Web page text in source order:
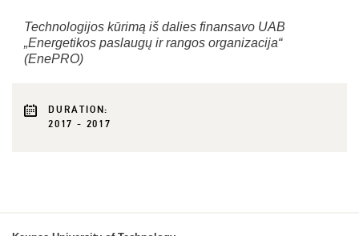
Technologijos kūrimą iš dalies finansavo UAB
„Energetikos paslaugų ir rangos organizacija“
(EnePRO)
DURATION:
2017 - 2017